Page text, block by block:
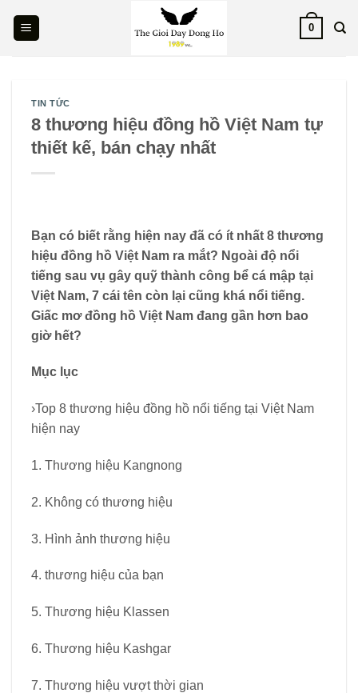
0
TIN TỨC
8 thương hiệu đồng hồ Việt Nam tự
thiết kế, bán chạy nhất
Bạn có biết rằng hiện nay đã có ít nhất 8 thương
hiệu đồng hồ Việt Nam ra mắt? Ngoài độ nổi
tiếng sau vụ gây quỹ thành công bể cá mập tại
Việt Nam, 7 cái tên còn lại cũng khá nổi tiếng.
Giấc mơ đồng hồ Việt Nam đang gần hơn bao
giờ hết?
Mục lục
›Top 8 thương hiệu đồng hồ nổi tiếng tại Việt Nam
hiện nay
1. Thương hiệu Kangnong
2. Không có thương hiệu
3. Hình ảnh thương hiệu
4. thương hiệu của bạn
5. Thương hiệu Klassen
6. Thương hiệu Kashgar
7. Thương hiệu vượt thời gian